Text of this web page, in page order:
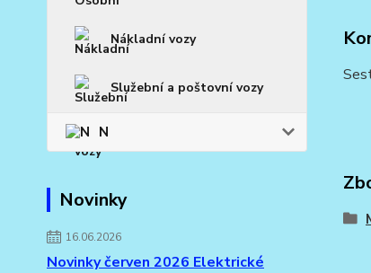
Nákladní vozy
Služební a poštovní vozy
N
Novinky
16.06.2026
Novinky červen 2026 Elektrické